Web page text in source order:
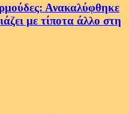
Ανακαλύφθηκε
με τίποτα άλλο στη